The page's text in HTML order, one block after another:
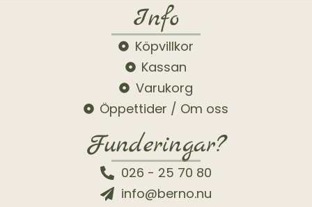
Info
Köpvillkor
Kassan
Varukorg
Öppettider / Om oss
Funderingar?
026 - 25 70 80
info@berno.nu